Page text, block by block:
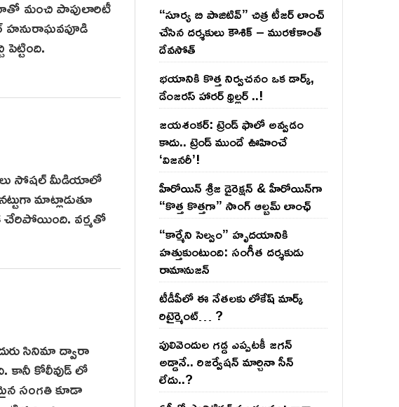
మంచి పాపులారిటీ
హనురాఘవపూడి
సోషల్ మీడియాలో
మాట్లాడుతూ
చేరిపోయింది. వర్మతో
సినిమా ద్వారా
కానీ కోలీవుడ్ లో
సంగతి కూడా
“సూర్య బి పాజిటివ్” చిత్ర టీజర్ లాంచ్
చేసిన‌ దర్శకులు కౌశిక్ – మురళీకాంత్
దేవసోత్
భయానికి కొత్త నిర్వచనం ఒక డార్క్,
డేంజరస్ హారర్ థ్రిల్లర్ ..!
జయశంకర్: ట్రెండ్‌ ఫాలో అవ్వడం
కాదు.. ట్రెండ్‌ ముందే ఊహించే
‘విజనరీ’!
హీరోయిన్ శ్రీజ డైరెక్ష‌న్ & హీరోయిన్‌గా
“కొత్త కొత్తగా” సాంగ్ ఆల్బమ్ లాంఛ్
“కార్మేని సెల్వం” హృదయానికి
హత్తుకుంటుంది: సంగీత దర్శకుడు
రామానుజన్
టీడీపీలో ఈ నేత‌ల‌కు లోకేష్ మార్క్
రిటైర్మెంట్‌… ?
పులివెందుల గ‌డ్డ ఎప్ప‌ట‌కీ జ‌గ‌న్
అడ్డానే.. రిజ‌ర్వేష‌న్ మార్చినా సీన్
లేదు..?